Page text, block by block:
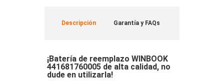
Descripción Garantía y FAQs
¡Batería de reemplazo WINBOOK
441681760005 de alta calidad, no
dude en utilizarla!